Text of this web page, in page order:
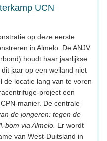
UCN
op deze eerste
in Almelo. De ANJV
houdt haar jaarlijkse
jaar op een weiland niet
de locatie lang van te voren
project een
manier. De centrale
de jongeren: tegen de
bom via Almelo. Er wordt
van West-Duitsland in